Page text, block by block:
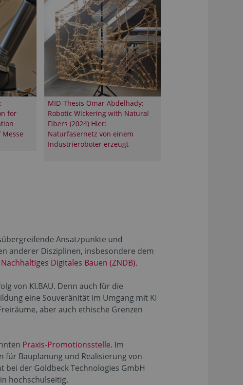
for
Messe
MID-Thesis Omar Abdelhady:
Robotic Wickering with Natural
Fibers (2024) Hier:
Naturfasernetz von einem
Industrieroboter erzeugt
Ansatzpunkte und
anderer Disziplinen, insbesondere dem
Digitales Bauen (ZNDB).
von KI.BAU. Denn auch für die
eine Souveränität im Umgang mit KI
aber auch ethische Grenzen
Praxis-Promotionsstelle. Im
Bauplanung und Realisierung von
bei der Goldbeck Technologies GmbH
hochschulseitig.